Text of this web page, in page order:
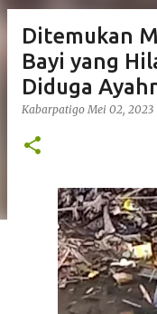
Ditemukan
Bayi yang
Diduga
Kabarpatigo Mei 02, 2023